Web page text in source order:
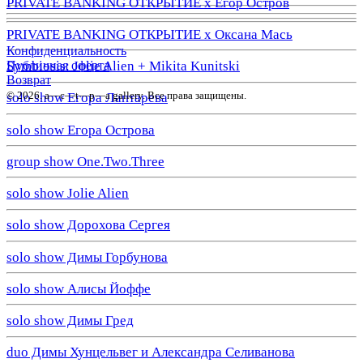
PRIVATE BANKING ОТКРЫТИЕ х Оксана Мась
Symbiosis: Jolie Alien + Mikita Kunitski
solo show Егора Лаптарева
solo show Егора Острова
group show One.Two.Three
solo show Jolie Alien
solo show Дорохова Сергея
solo show Димы Горбунова
solo show Алисы Йоффе
solo show Димы Гред
duo Димы Хунцельвег и Александра Селиванова
Конфиденциальность
Публичная оферта
Возврат
© 2026. a—с—t—р—a gallery. Все права защищены.